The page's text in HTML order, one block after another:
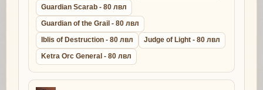
Guardian Scarab - 80 лвл
Guardian of the Grail - 80 лвл
Iblis of Destruction - 80 лвл
Judge of Light - 80 лвл
Ketra Orc General - 80 лвл